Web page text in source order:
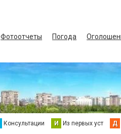
Фотоотчеты Погода
Консультации И Из первых уст Д